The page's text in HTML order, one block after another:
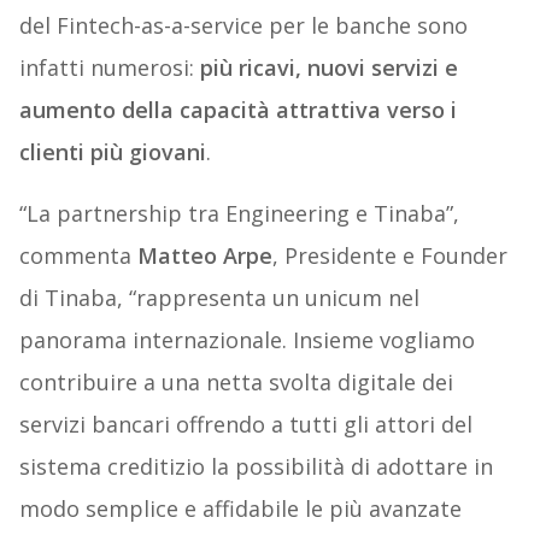
del Fintech-as-a-service per le banche sono
infatti numerosi: più ricavi, nuovi servizi e
aumento della capacità attrattiva verso i
clienti più giovani.
“La partnership tra Engineering e Tinaba”,
commenta Matteo Arpe, Presidente e Founder
di Tinaba, “rappresenta un unicum nel
panorama internazionale. Insieme vogliamo
contribuire a una netta svolta digitale dei
servizi bancari offrendo a tutti gli attori del
sistema creditizio la possibilità di adottare in
modo semplice e affidabile le più avanzate